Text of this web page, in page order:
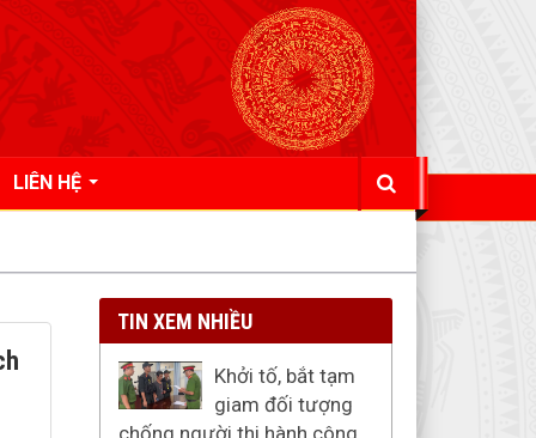
LIÊN HỆ
TIN XEM NHIỀU
Khởi tố, bắt tạm
giam đối tượng
chống người thi hành công